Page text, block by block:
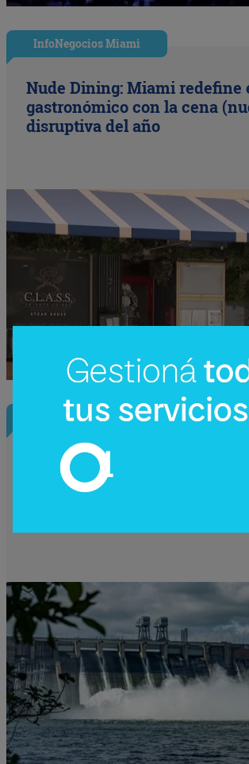
InfoNegocios Miami
Nude Dining: Miami redefine
gastronómico con la cena
disruptiva del año
InfoConstrucción
¿Una nueva hidroeléctrica
Reactivan en Argentina el
Corpus Christi (un proyecto de